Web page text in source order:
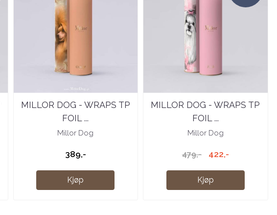
MILLOR DOG - WRAPS TP
FOIL ...
Millor Dog
389,-
Kjøp
MILLOR DOG - WRAPS TP
FOIL ...
Millor Dog
479,- 422,-
Kjøp